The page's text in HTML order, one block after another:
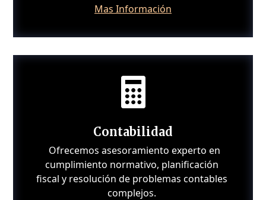
Mas Información

Contabilidad
Ofrecemos asesoramiento experto en
cumplimiento normativo, planificación
fiscal y resolución de problemas contables
complejos.